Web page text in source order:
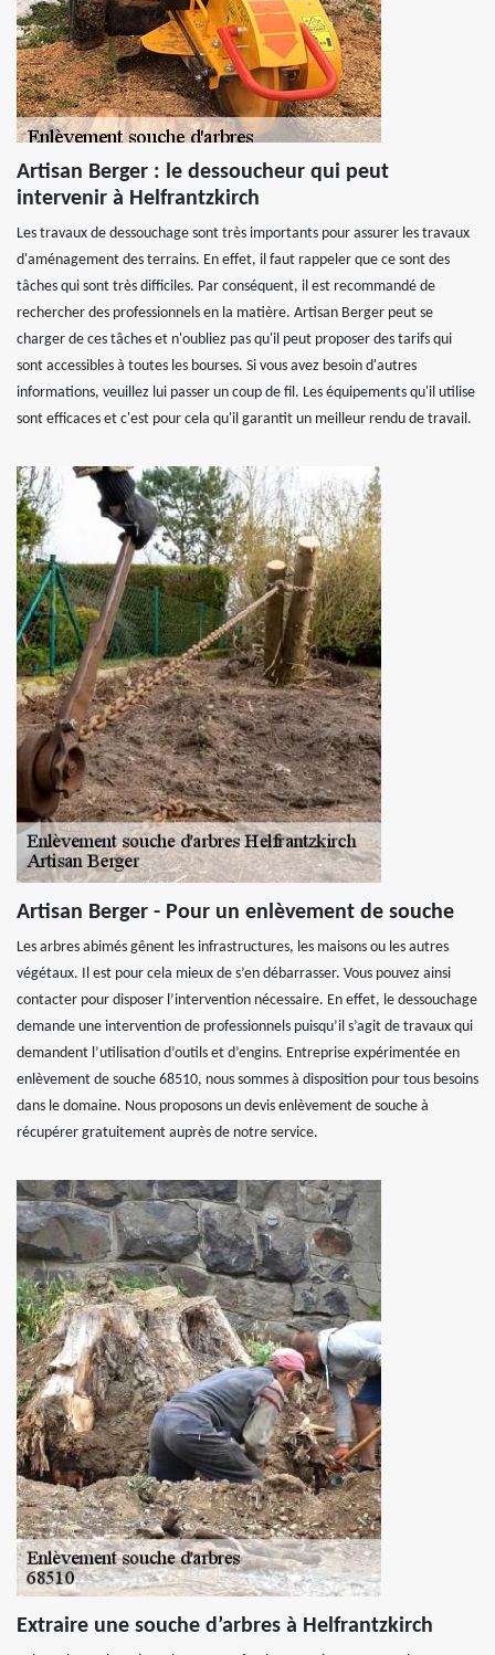
Artisan Berger : le dessoucheur qui peut
intervenir à Helfrantzkirch
Les travaux de dessouchage sont très importants pour assurer les travaux
d'aménagement des terrains. En effet, il faut rappeler que ce sont des
tâches qui sont très difficiles. Par conséquent, il est recommandé de
rechercher des professionnels en la matière. Artisan Berger peut se
charger de ces tâches et n'oubliez pas qu'il peut proposer des tarifs qui
sont accessibles à toutes les bourses. Si vous avez besoin d'autres
informations, veuillez lui passer un coup de fil. Les équipements qu'il utilise
sont efficaces et c'est pour cela qu'il garantit un meilleur rendu de travail.
Artisan Berger - Pour un enlèvement de souche
Les arbres abimés gênent les infrastructures, les maisons ou les autres
végétaux. Il est pour cela mieux de s’en débarrasser. Vous pouvez ainsi
contacter pour disposer l’intervention nécessaire. En effet, le dessouchage
demande une intervention de professionnels puisqu’il s’agit de travaux qui
demandent l’utilisation d’outils et d’engins. Entreprise expérimentée en
enlèvement de souche 68510, nous sommes à disposition pour tous besoins
dans le domaine. Nous proposons un devis enlèvement de souche à
récupérer gratuitement auprès de notre service.
Extraire une souche d’arbres à Helfrantzkirch